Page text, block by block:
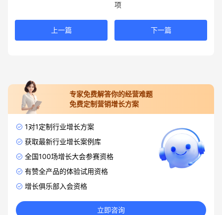
上一篇
项
下一篇
专家免费解答你的经营难题
免费定制营销增长方案
1对1定制行业增长方案
获取最新行业增长案例库
全国100场增长大会参赛资格
有赞全产品的体验试用资格
增长俱乐部入会资格
立即咨询